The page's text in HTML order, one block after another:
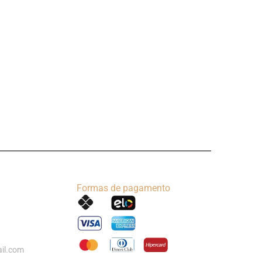
Formas de pagamento